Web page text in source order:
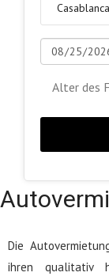
Alter des
Die
ihren qualitativ